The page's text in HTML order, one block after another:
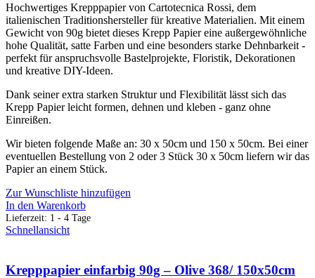
Hochwertiges Krepppapier von Cartotecnica Rossi, dem
italienischen Traditionshersteller für kreative Materialien. Mit einem
Gewicht von 90g bietet dieses Krepp Papier eine außergewöhnliche
hohe Qualität, satte Farben und eine besonders starke Dehnbarkeit -
perfekt für anspruchsvolle Bastelprojekte, Floristik, Dekorationen
und kreative DIY-Ideen.
Dank seiner extra starken Struktur und Flexibilität lässt sich das
Krepp Papier leicht formen, dehnen und kleben - ganz ohne
Einreißen.
Wir bieten folgende Maße an: 30 x 50cm und 150 x 50cm. Bei einer
eventuellen Bestellung von 2 oder 3 Stück 30 x 50cm liefern wir das
Papier an einem Stück.
Zur Wunschliste hinzufügen
In den Warenkorb
Lieferzeit: 1 - 4 Tage
Schnellansicht
Krepppapier einfarbig 90g – Olive 368/ 150x50cm